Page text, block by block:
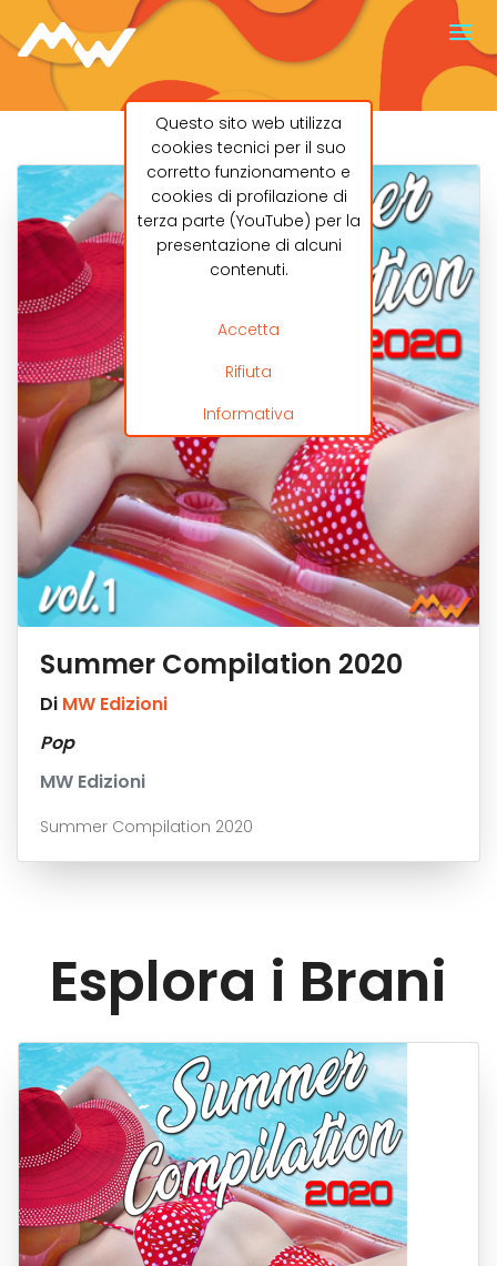
Questo sito web utilizza
cookies tecnici per il suo
corretto funzionamento e
cookies di profilazione di
terza parte (YouTube) per la
presentazione di alcuni
contenuti.
Accetta
Rifiuta
Informativa
Summer Compilation 2020
Di MW Edizioni
Pop
MW Edizioni
Summer Compilation 2020
Esplora i Brani